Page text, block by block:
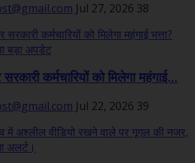
Jul 27, 2026 38
सरकारी कर्मचारियों को मिलेगा महंगाई...
Jul 22, 2026 39